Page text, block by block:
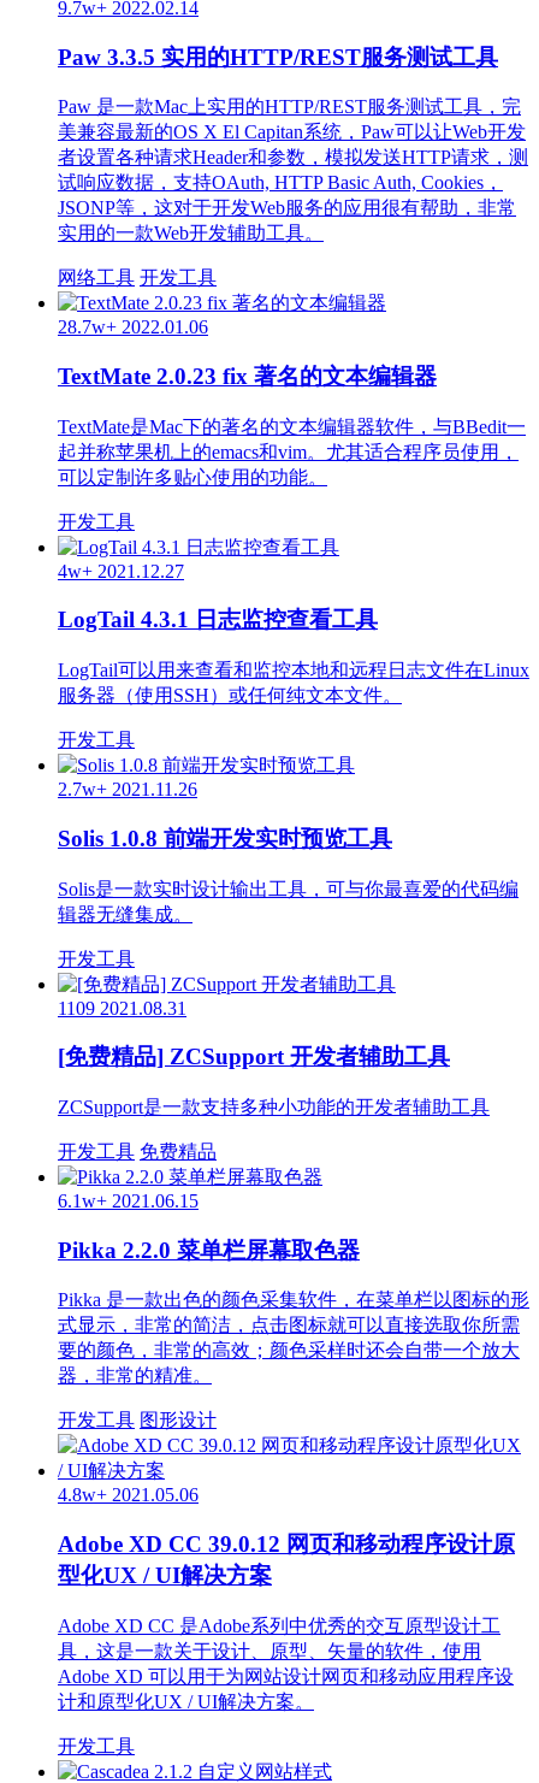
9.7w+ 2022.02.14
Paw 3.3.5 实用的HTTP/REST服务测试工具
Paw 是一款Mac上实用的HTTP/REST服务测试工具，完
美兼容最新的OS X El Capitan系统，Paw可以让Web开发
者设置各种请求Header和参数，模拟发送HTTP请求，测
试响应数据，支持OAuth, HTTP Basic Auth, Cookies，
JSONP等，这对于开发Web服务的应用很有帮助，非常
实用的一款Web开发辅助工具。
网络工具 开发工具
28.7w+ 2022.01.06
TextMate 2.0.23 fix 著名的文本编辑器
TextMate是Mac下的著名的文本编辑器软件，与BBedit一
起并称苹果机上的emacs和vim。尤其适合程序员使用，
可以定制许多贴心使用的功能。
开发工具
4w+ 2021.12.27
LogTail 4.3.1 日志监控查看工具
LogTail可以用来查看和监控本地和远程日志文件在Linux
服务器（使用SSH）或任何纯文本文件。
开发工具
2.7w+ 2021.11.26
Solis 1.0.8 前端开发实时预览工具
Solis是一款实时设计输出工具，可与你最喜爱的代码编
辑器无缝集成。
开发工具
1109 2021.08.31
[免费精品] ZCSupport 开发者辅助工具
ZCSupport是一款支持多种小功能的开发者辅助工具
开发工具 免费精品
6.1w+ 2021.06.15
Pikka 2.2.0 菜单栏屏幕取色器
Pikka 是一款出色的颜色采集软件，在菜单栏以图标的形
式显示，非常的简洁，点击图标就可以直接选取你所需
要的颜色，非常的高效；颜色采样时还会自带一个放大
器，非常的精准。
开发工具 图形设计
4.8w+ 2021.05.06
Adobe XD CC 39.0.12 网页和移动程序设计原
型化UX / UI解决方案
Adobe XD CC 是Adobe系列中优秀的交互原型设计工
具，这是一款关于设计、原型、矢量的软件，使用
Adobe XD 可以用于为网站设计网页和移动应用程序设
计和原型化UX / UI解决方案。
开发工具